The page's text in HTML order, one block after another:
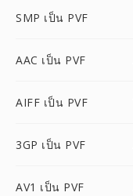
SMP เป็น PVF
AAC เป็น PVF
AIFF เป็น PVF
3GP เป็น PVF
AV1 เป็น PVF